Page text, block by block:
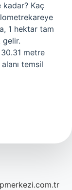
kadar? Kaç
1 hektar tam
gelir.
metre
temsil